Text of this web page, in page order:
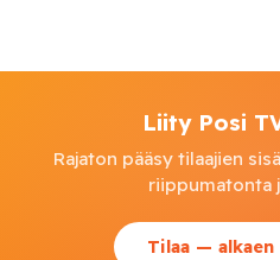
Liity Posi
Rajaton pääsy tilaajien
riippumatonta
Tilaa —